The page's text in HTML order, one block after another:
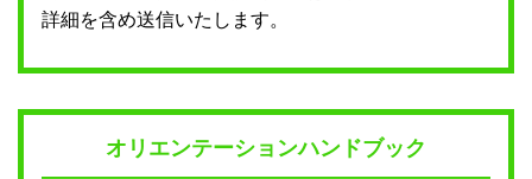
詳細を含め送信いたします。
オリエンテーションハンドブック